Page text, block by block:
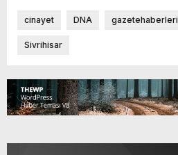
cinayet DNA gazetehaberleri
Sivrihisar